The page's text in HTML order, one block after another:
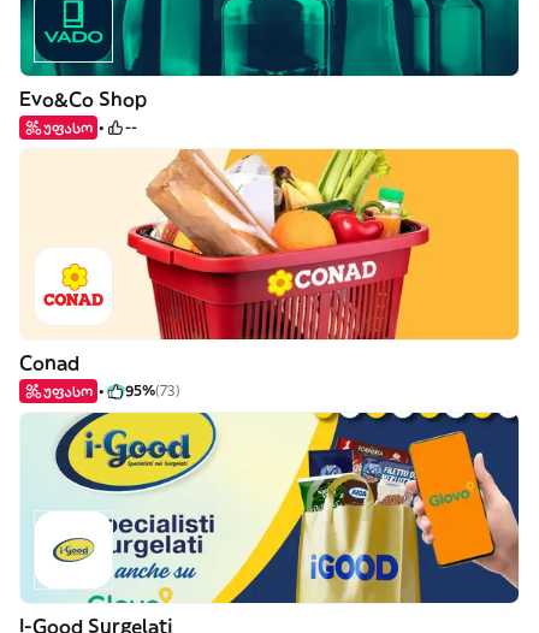
Evo&Co Shop
უფასო --
Conad
უფასო 95%(73)
I-Good Surgelati